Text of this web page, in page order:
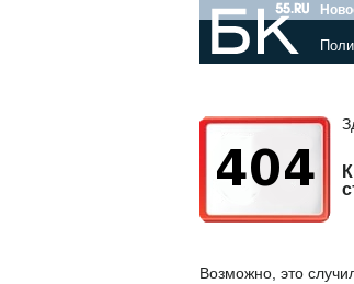
Возможно, это